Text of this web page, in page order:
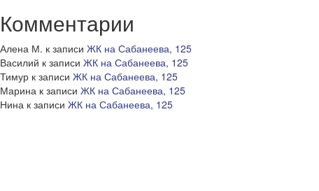
Комментарии
Алена М. к записи ЖК на Сабанеева, 125
Василий к записи ЖК на Сабанеева, 125
Тимур к записи ЖК на Сабанеева, 125
Марина к записи ЖК на Сабанеева, 125
Нина к записи ЖК на Сабанеева, 125